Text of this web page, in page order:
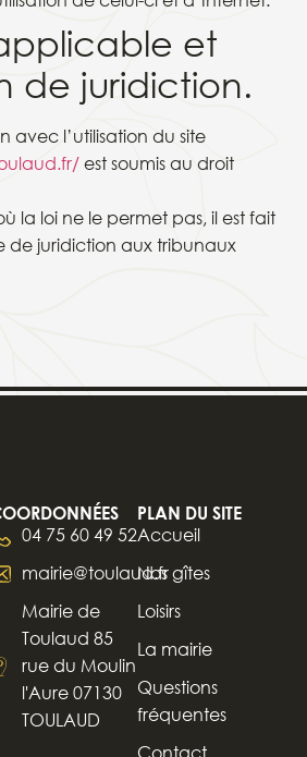
et
de juridiction.
avec l’utilisation du site
est soumis au droit
la loi ne le permet pas, il est fait
de juridiction aux tribunaux
04 75 60 49 52
mairie@toulaud.fr
Mairie de
Toulaud 85
rue du Moulin
l'Aure 07130
TOULAUD
PLAN DU SITE
Accueil
Nos gîtes
Loisirs
La mairie
Questions
fréquentes
Contact